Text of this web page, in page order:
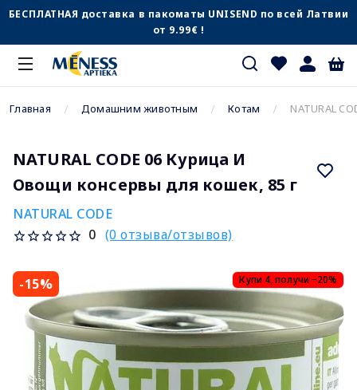
БЕСПЛАТНАЯ доставка в пакоматы UNISEND по всей Латвии
от 9.99€ !
Главная Домашним животным Котам NATURAL
NATURAL CODE 06 Курица И
Овощи консервы для кошек, 85 г
NATURAL CODE
0 (0 отзыва/отзывов)
-15% Купи 4, получи −20%